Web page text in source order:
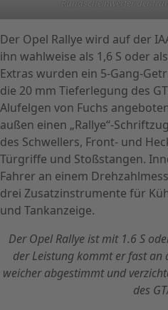
Rundscheinwerfer der
Der Opel Rallye wird auf der
ihn wahlweise als 1,6 S oder
Extras wurden ein 5-Gang-
die 20 mm Tieferlegung des
Alufelgen von Fuchs
außen einen „Rallye“-
des Schwellers, Front- und
Türgriffe und Stoßstangen.
Fahrer an einem
drei Zusatzinstrumente für
und Tankanzeige.
Der Opel Rallye ist mit 1.6 S
der Leistung kommt er fast an
weicher abgestimmt und
des